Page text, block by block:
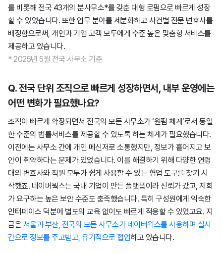
를 비롯해 전국 43개의 분사무소*를 갖춘 대형 로펌으로 빠르게 성장
할 수 있었습니다. 또한 업무 분야를 세분화하고 사건별 전문 변호사를
배정함으로써, 개인과 기업 고객 모두에게 수준 높은 맞춤형 서비스를
제공하고 있습니다.
* 2025년 5월 전국 사무소 기준
Q. 전국 단위 조직으로 빠르게 성장하면서, 내부 운영에는
어떤 변화가 필요했나요?
조직이 빠르게 확장되면서 전국의 모든 사무소가 ‘원펌 체계’로서 동일
한 수준의 법률서비스를 제공할 수 있도록 하는 체계가 필요했습니다.
이전에는 사무소 간에 개인 메신저로 소통했지만, 정보가 흩어지고 보
안이 취약하다는 문제가 있었습니다. 이를 해결하기 위해 다양한 연령
대의 변호사와 직원 모두가 쉽게 사용할 수 있는 협업 도구를 찾기 시
작했죠. 네이버웍스는 국내 기업이 만든 플랫폼이라 신뢰가 갔고, 저희
가 요구하는 높은 보안 수준도 충족했습니다. 특히 구성원에게 익숙한
인터페이스 덕분에 별도의 교육 없이도 빠르게 적응할 수 있었고요. 지
금은 서울과 부산, 전국의 모든 사무소가 네이버웍스를 사용하며 실시
간으로 정보를 주고받고, 유기적으로 협업하고 있습니다.